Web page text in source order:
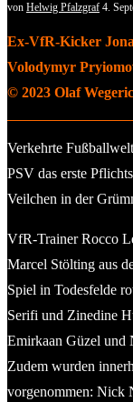
von Helwig Pfalzgraf 4.
Ex-VfR-Kicker
Volodymyr
© 2023 Olaf
Verkehrte
PSV das erste
Veilchen in der
VfR-Trainer Rocco
Marcel Stölting aus
Spiel in Todesfelde
Serifi und Zinedine
Emirkaan Güzel und
Zudem wurden
vorgenommen: Nick